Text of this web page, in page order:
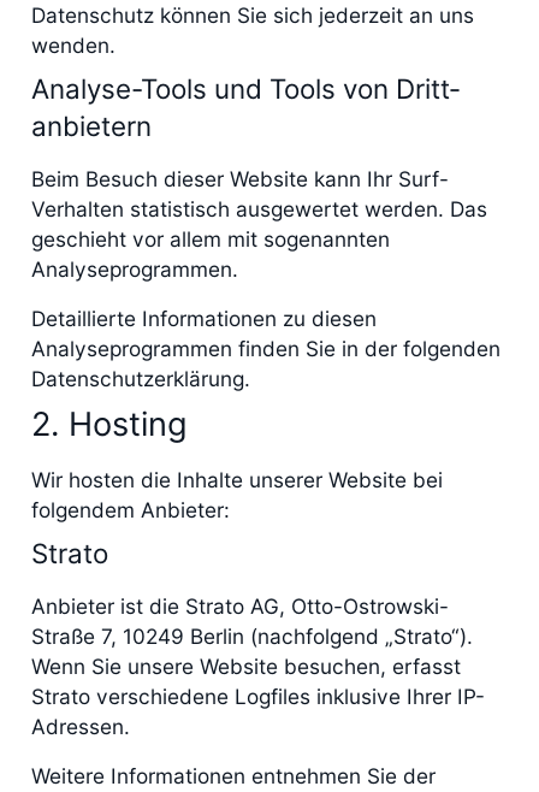
Datenschutz können Sie sich jederzeit an uns
wenden.
Analyse-Tools und Tools von Dritt­
anbietern
Beim Besuch dieser Website kann Ihr Surf-
Verhalten statistisch ausgewertet werden. Das
geschieht vor allem mit sogenannten
Analyseprogrammen.
Detaillierte Informationen zu diesen
Analyseprogrammen finden Sie in der folgenden
Datenschutzerklärung.
2. Hosting
Wir hosten die Inhalte unserer Website bei
folgendem Anbieter:
Strato
Anbieter ist die Strato AG, Otto-Ostrowski-
Straße 7, 10249 Berlin (nachfolgend „Strato“).
Wenn Sie unsere Website besuchen, erfasst
Strato verschiedene Logfiles inklusive Ihrer IP-
Adressen.
Weitere Informationen entnehmen Sie der